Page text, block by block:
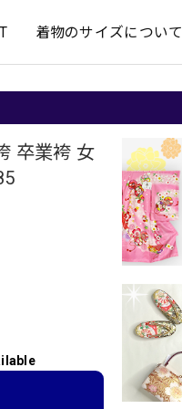
着物のサイズについて
卒業袴 女